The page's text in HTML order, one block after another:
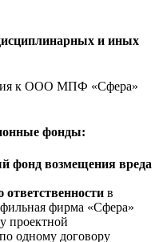
и иных
к ООО МПФ «Сфера»
фонды:
фонд возмещения вреда
в
фирма «Сфера»
проектной
одному договору